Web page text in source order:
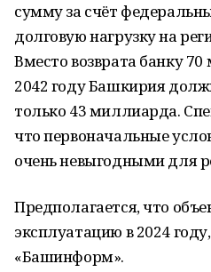
сумму за счёт
долговую нагрузку на
Вместо возврата банку
2042 году Башкирия
только 43 миллиарда.
что первоначальные
очень невыгодными для
Предполагается, что
эксплуатацию в 2024
«Башинформ».